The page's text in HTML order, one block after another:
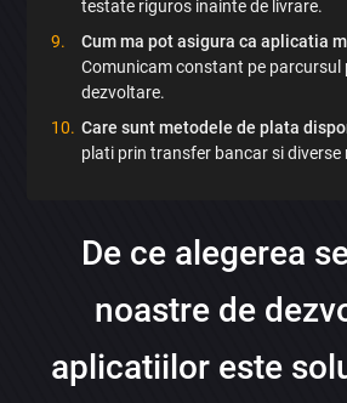
testate riguros inainte de livrare.
Cum ma pot asigura ca aplicatia
Comunicam constant pe parcursul
dezvoltare.
Care sunt metodele de plata
plati prin transfer bancar si diverse
De ce alegerea
noastre de
aplicatiilor este
Trimite